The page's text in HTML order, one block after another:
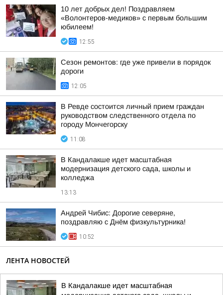
10 лет добрых дел! Поздравляем
«Волонтеров-медиков» с первым большим
юбилеем!
12:55
Сезон ремонтов: где уже привели в порядок
дороги
12:05
В Ревде состоится личный прием граждан
руководством следственного отдела по
городу Мончегорску
11:08
В Кандалакше идет масштабная
модернизация детского сада, школы и
колледжа
13:13
Андрей Чибис: Дорогие северяне,
поздравляю с Днём физкультурника!
10:52
ЛЕНТА НОВОСТЕЙ
В Кандалакше идет масштабная